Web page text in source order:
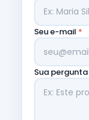
Seu e-mail *
Sua pergunta